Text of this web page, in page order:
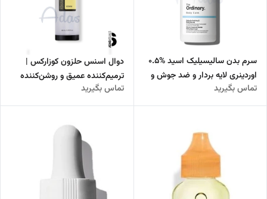
سرم بدن سالیسیلیک اسید %0.5
اوردینری لایه بردار و ضد جوش و
آکنه
تماس بگیرید
دوال اسنس حلزون کوزارکس |
ترمیم‌کننده عمیق و روشن‌کننده
پوست
تماس بگیرید